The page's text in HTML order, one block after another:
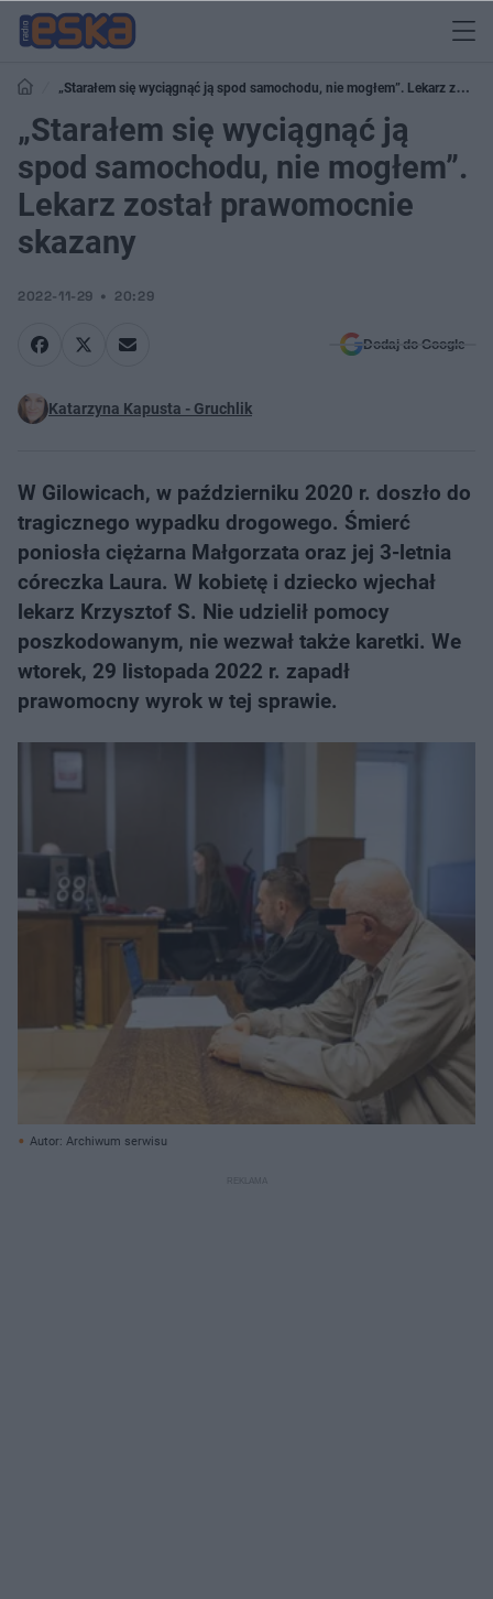
„Starałem się wyciągnąć ją spod samochodu, nie mogłem”. Lekarz został
prawomocnie skazany
„Starałem się wyciągnąć ją
spod samochodu, nie mogłem”.
Lekarz został prawomocnie
skazany
2022-11-29 20:29
Dodaj do Google
Katarzyna Kapusta - Gruchlik
W Gilowicach, w październiku 2020 r. doszło do
tragicznego wypadku drogowego. Śmierć
poniosła ciężarna Małgorzata oraz jej 3-letnia
córeczka Laura. W kobietę i dziecko wjechał
lekarz Krzysztof S. Nie udzielił pomocy
poszkodowanym, nie wezwał także karetki. We
wtorek, 29 listopada 2022 r. zapadł
prawomocny wyrok w tej sprawie.
Autor: Archiwum serwisu